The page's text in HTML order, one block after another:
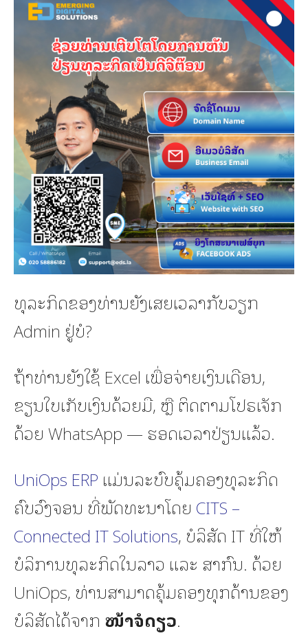
ທຸລະກິດຂອງທ່ານຍັງເສຍເວລາກັບວຽກ
Admin ຢູ່ບໍ?
ຖ້າທ່ານຍັງໃຊ້ Excel ເພື່ອຈ່າຍເງິນເດືອນ,
ຂຽນໃບເກັບເງິນດ້ວຍມື, ຫຼື ຕິດຕາມໂປຣເຈັກ
ດ້ວຍ WhatsApp — ຮອດເວລາປ່ຽນແລ້ວ.
UniOps ERP ແມ່ນລະບົບຄຸ້ມຄອງທຸລະກິດ
ຄົບວົງຈອນ ທີ່ພັດທະນາໂດຍ CITS –
Connected IT Solutions, ບໍລິສັດ IT ທີ່ໃຫ້
ບໍລິການທຸລະກິດໃນລາວ ແລະ ສາກົນ. ດ້ວຍ
UniOps, ທ່ານສາມາດຄຸ້ມຄອງທຸກດ້ານຂອງ
ບໍລິສັດໄດ້ຈາກ ໜ້າຈໍດຽວ.